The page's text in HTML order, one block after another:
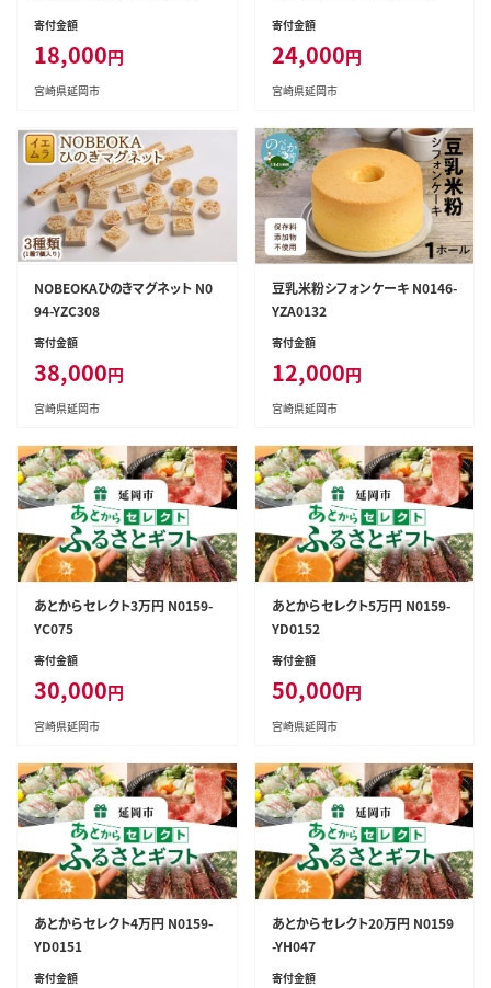
6-YZA716
寄付金額
18,000円
宮崎県延岡市
YZB220
寄付金額
24,000円
宮崎県延岡市
NOBEOKAひのきマグネット N0
94-YZC308
寄付金額
38,000円
宮崎県延岡市
豆乳米粉シフォンケーキ N0146-
YZA0132
寄付金額
12,000円
宮崎県延岡市
あとからセレクト3万円 N0159-
YC075
寄付金額
30,000円
宮崎県延岡市
あとからセレクト5万円 N0159-
YD0152
寄付金額
50,000円
宮崎県延岡市
あとからセレクト4万円 N0159-
YD0151
寄付金額
あとからセレクト20万円 N0159
-YH047
寄付金額